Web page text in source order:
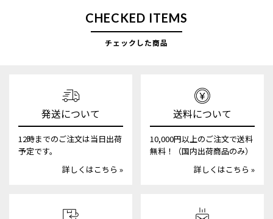
CHECKED ITEMS
チェックした商品
発送について
12時までのご注文は当日出荷
予定です。
詳しくはこちら »
送料について
10,000円以上のご注文で送料
無料！（国内出荷商品のみ）
詳しくはこちら »